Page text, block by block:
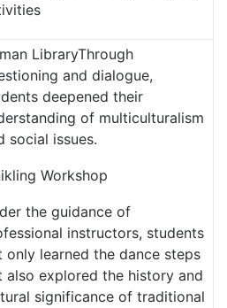
LibraryThrough
and dialogue,
deepened their
of multiculturalism
social issues.
Workshop
the guidance of
instructors, students
only learned the dance steps
also explored the history and
significance of traditional